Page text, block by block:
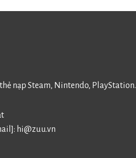
nạp Steam, Nintendo, PlayStation.
hi@zuu.vn